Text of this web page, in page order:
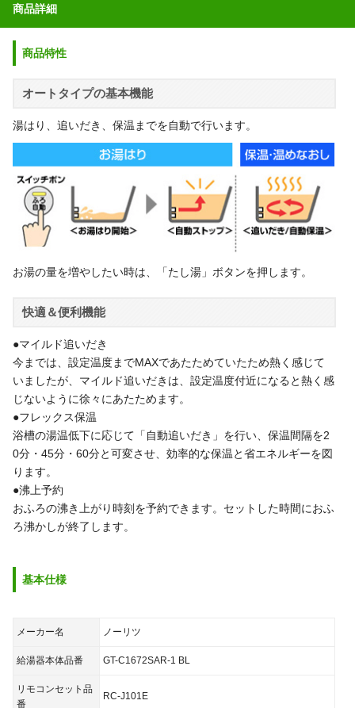
商品詳細
商品特性
オートタイプの基本機能
湯はり、追いだき、保温までを自動で行います。
お湯の量を増やしたい時は、「たし湯」ボタンを押します。
快適＆便利機能
●マイルド追いだき
今までは、設定温度までMAXであたためていたため熱く感じて
いましたが、マイルド追いだきは、設定温度付近になると熱く感
じないように徐々にあたためます。
●フレックス保温
浴槽の湯温低下に応じて「自動追いだき」を行い、保温間隔を2
0分・45分・60分と可変させ、効率的な保温と省エネルギーを図
ります。
●沸上予約
おふろの沸き上がり時刻を予約できます。セットした時間におふ
ろ沸かしが終了します。
基本仕様
メーカー名 ノーリツ
給湯器本体品番 GT-C1672SAR-1 BL
リモコンセット品
番
RC-J101E